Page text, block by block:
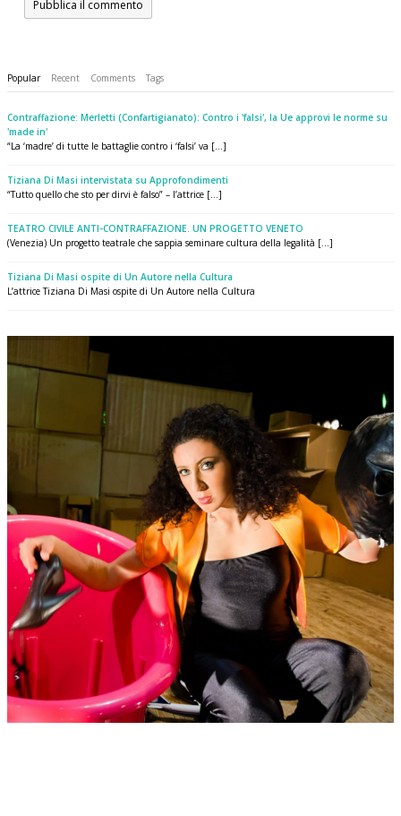
Popular Recent Comments Tags
Contraffazione: Merletti (Confartigianato): Contro i 'falsi', la Ue approvi le norme su
'made in'
“La ‘madre’ di tutte le battaglie contro i ‘falsi’ va [...]
Tiziana Di Masi intervistata su Approfondimenti
“Tutto quello che sto per dirvi è falso” – l’attrice [...]
TEATRO CIVILE ANTI-CONTRAFFAZIONE. UN PROGETTO VENETO
(Venezia) Un progetto teatrale che sappia seminare cultura della legalità [...]
Tiziana Di Masi ospite di Un Autore nella Cultura
L’attrice Tiziana Di Masi ospite di Un Autore nella Cultura